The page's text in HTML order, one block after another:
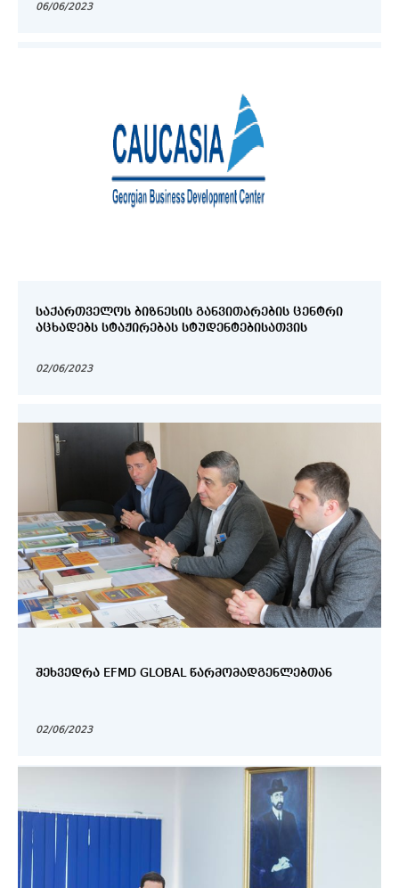
06/06/2023
ᲡᲐᲥᲐᲠᲗᲕᲔᲚᲝᲡ ᲑᲘᲖᲜᲔᲡᲘᲡ ᲒᲐᲜᲕᲘᲗᲐᲠᲔᲑᲘᲡ ᲪᲔᲜᲢᲠᲘ
ᲐᲪᲮᲐᲓᲔᲑᲡ ᲡᲢᲐᲟᲘᲠᲔᲑᲐᲡ ᲡᲢᲣᲓᲔᲜᲢᲔᲑᲘᲡᲐᲗᲕᲘᲡ
02/06/2023
ᲨᲔᲮᲕᲔᲓᲠᲐ EFMD GLOBAL ᲬᲐᲠᲛᲝᲛᲐᲓᲒᲔᲜᲚᲔᲑᲗᲐᲜ
02/06/2023